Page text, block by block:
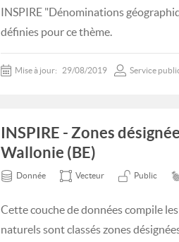
INSPIRE "Dénominations
définies pour ce thème.
Mise à jour: 29/08/2019 Service
INSPIRE - Zones
Wallonie (BE)
Donnée Vecteur Public
Cette couche de données compile
naturels sont classés zones